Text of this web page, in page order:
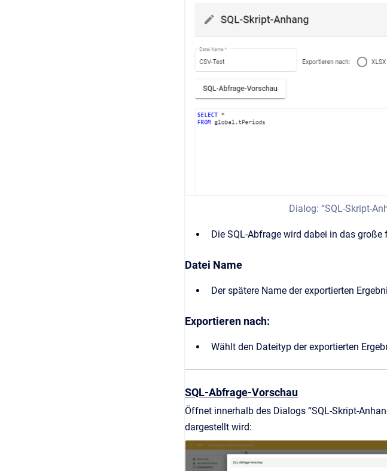
Dialog: “SQL-Skript-
Die SQL-Abfrage wird dabei in das große
Datei Name
Der spätere Name der exportierten
Exportieren nach:
Wählt den Dateityp der exportierten
SQL-Abfrage-Vorschau
Öffnet innerhalb des Dialogs “SQL-Skript-
dargestellt wird: